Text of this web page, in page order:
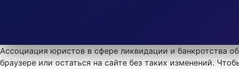
Ассоциация юристов в сфере ликвидации и банкротства
браузере или остаться на сайте без таких изменений.